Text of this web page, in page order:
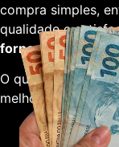
compra simples,
qualidade e
fornecedores em
O que está
melhor sobre